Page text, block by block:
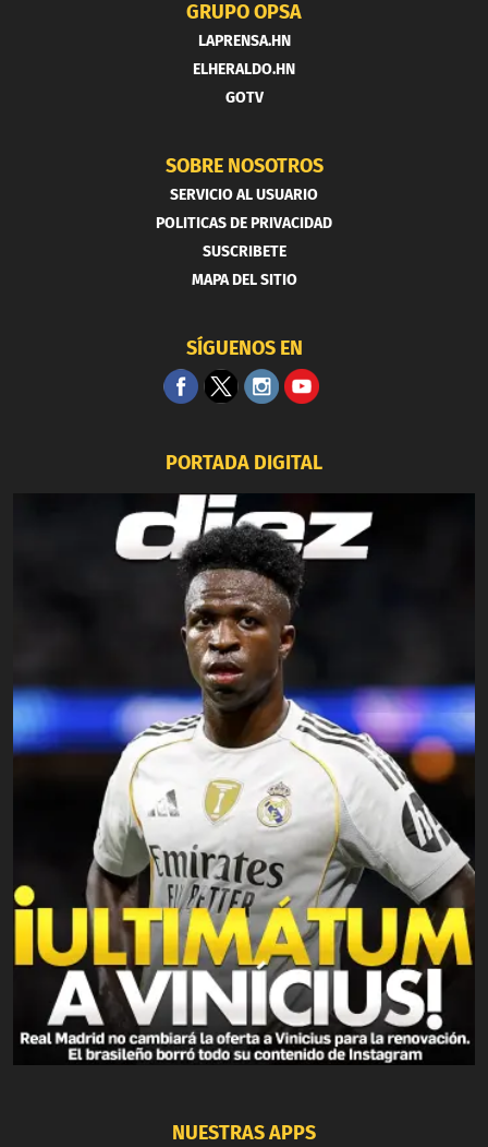
GRUPO OPSA
LAPRENSA.HN
ELHERALDO.HN
GOTV
SOBRE NOSOTROS
SERVICIO AL USUARIO
POLITICAS DE PRIVACIDAD
SUSCRIBETE
MAPA DEL SITIO
SÍGUENOS EN
PORTADA DIGITAL
NUESTRAS APPS